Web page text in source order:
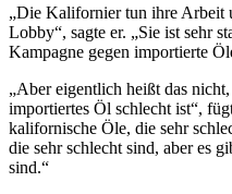
„Die Kalifornier tun ihre Arbeit
Lobby“, sagte er. „Sie ist sehr
Kampagne gegen importierte
„Aber eigentlich heißt das
importiertes Öl schlecht ist“,
kalifornische Öle, die sehr
die sehr schlecht sind, aber es
sind.“